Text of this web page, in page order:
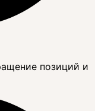
позиций и